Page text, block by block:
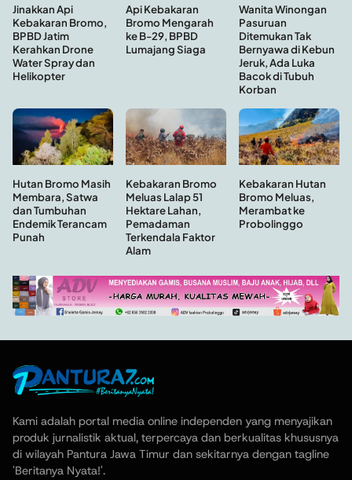
Jinakkan Api
Kebakaran Bromo,
BPBD Jatim
Kerahkan Drone
Water Spray dan
Helikopter
Api Kebakaran
Bromo Mengarah
ke B-29, BPBD
Lumajang Siaga
Wanita Winongan
Pasuruan
Ditemukan Tak
Bernyawa di Kebun
Jeruk, Ada Luka
Bacok di Tubuh
Korban
Hutan Bromo Masih
Membara, Satwa
dan Tumbuhan
Endemik Terancam
Punah
Kebakaran Bromo
Meluas Lalap 51
Hektare Lahan,
Pemadaman
Terkendala Faktor
Alam
Kebakaran Hutan
Bromo Meluas,
Merambat ke
Probolinggo
Kami adalah portal media online independen yang menyajikan
produk jurnalistik aktual, terpercaya dan berkualitas khususnya
di wilayah Pantura Jawa Timur dan sekitarnya dengan tagline
'Beritanya Nyata!'.